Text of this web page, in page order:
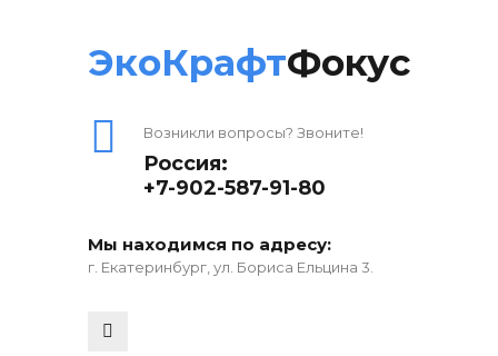
ЭкоКрафтФокус
Возникли вопросы? Звоните!
Россия:
+7-902-587-91-80
Мы находимся по адресу:
г. Екатеринбург, ул. Бориса Ельцина 3.